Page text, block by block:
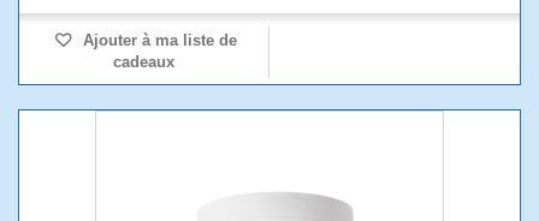
Ajouter à ma liste de
cadeaux